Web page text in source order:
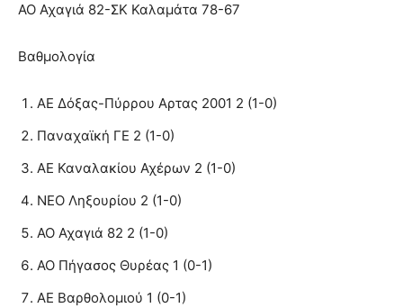
ΑΟ Αχαγιά 82-ΣΚ Καλαμάτα 78-67
Βαθμολογία
ΑΕ Δόξας-Πύρρου Αρτας 2001 2 (1-0)
Παναχαϊκή ΓΕ 2 (1-0)
ΑΕ Καναλακίου Αχέρων 2 (1-0)
ΝΕΟ Ληξουρίου 2 (1-0)
ΑΟ Αχαγιά 82 2 (1-0)
ΑΟ Πήγασος Θυρέας 1 (0-1)
ΑΕ Βαρθολομιού 1 (0-1)